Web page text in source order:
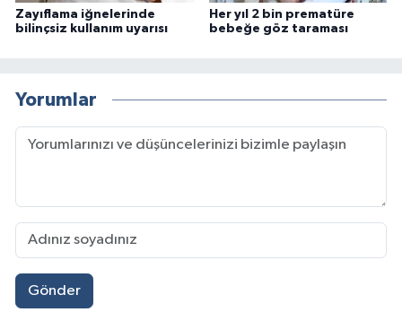
Zayıflama iğnelerinde
bilinçsiz kullanım uyarısı
Her yıl 2 bin prematüre
bebeğe göz taraması
Yorumlar
Gönder